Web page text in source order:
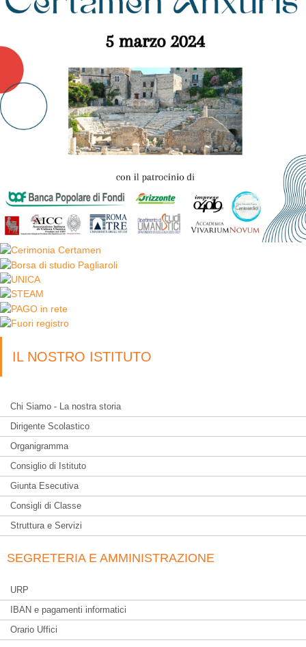
IL NOSTRO ISTITUTO
Chi Siamo - La nostra storia
Dirigente Scolastico
Organigramma
Consiglio di Istituto
Giunta Esecutiva
Consigli di Classe
Struttura e Servizi
SEGRETERIA E AMMINISTRAZIONE
URP
IBAN e pagamenti informatici
Orario Uffici